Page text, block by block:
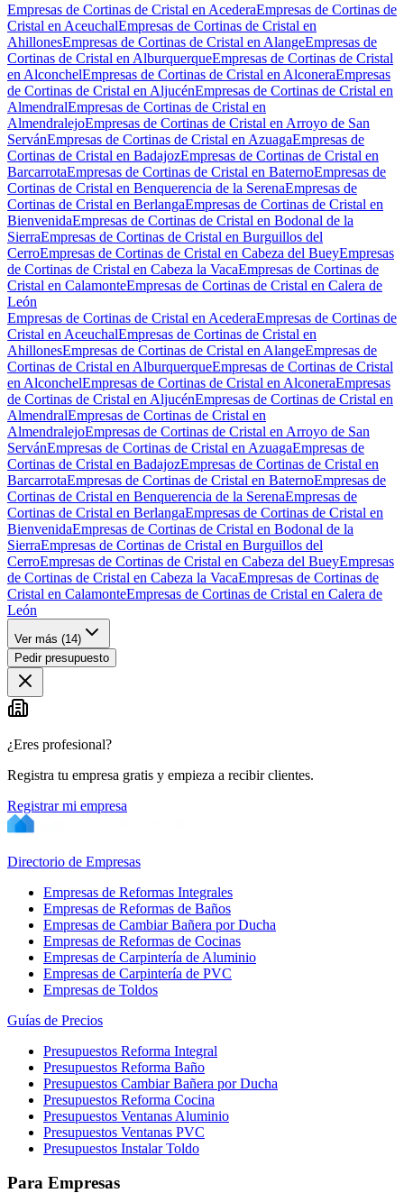
Empresas de Cortinas de Cristal en AcederaEmpresas de Cortinas de
Cristal en AceuchalEmpresas de Cortinas de Cristal en
AhillonesEmpresas de Cortinas de Cristal en AlangeEmpresas de
Cortinas de Cristal en AlburquerqueEmpresas de Cortinas de Cristal
en AlconchelEmpresas de Cortinas de Cristal en AlconeraEmpresas
de Cortinas de Cristal en AljucénEmpresas de Cortinas de Cristal en
AlmendralEmpresas de Cortinas de Cristal en
AlmendralejoEmpresas de Cortinas de Cristal en Arroyo de San
ServánEmpresas de Cortinas de Cristal en AzuagaEmpresas de
Cortinas de Cristal en BadajozEmpresas de Cortinas de Cristal en
BarcarrotaEmpresas de Cortinas de Cristal en BaternoEmpresas de
Cortinas de Cristal en Benquerencia de la SerenaEmpresas de
Cortinas de Cristal en BerlangaEmpresas de Cortinas de Cristal en
BienvenidaEmpresas de Cortinas de Cristal en Bodonal de la
SierraEmpresas de Cortinas de Cristal en Burguillos del
CerroEmpresas de Cortinas de Cristal en Cabeza del BueyEmpresas
de Cortinas de Cristal en Cabeza la VacaEmpresas de Cortinas de
Cristal en CalamonteEmpresas de Cortinas de Cristal en Calera de
León
Empresas de Cortinas de Cristal en AcederaEmpresas de Cortinas de
Cristal en AceuchalEmpresas de Cortinas de Cristal en
AhillonesEmpresas de Cortinas de Cristal en AlangeEmpresas de
Cortinas de Cristal en AlburquerqueEmpresas de Cortinas de Cristal
en AlconchelEmpresas de Cortinas de Cristal en AlconeraEmpresas
de Cortinas de Cristal en AljucénEmpresas de Cortinas de Cristal en
AlmendralEmpresas de Cortinas de Cristal en
AlmendralejoEmpresas de Cortinas de Cristal en Arroyo de San
ServánEmpresas de Cortinas de Cristal en AzuagaEmpresas de
Cortinas de Cristal en BadajozEmpresas de Cortinas de Cristal en
BarcarrotaEmpresas de Cortinas de Cristal en BaternoEmpresas de
Cortinas de Cristal en Benquerencia de la SerenaEmpresas de
Cortinas de Cristal en BerlangaEmpresas de Cortinas de Cristal en
BienvenidaEmpresas de Cortinas de Cristal en Bodonal de la
SierraEmpresas de Cortinas de Cristal en Burguillos del
CerroEmpresas de Cortinas de Cristal en Cabeza del BueyEmpresas
de Cortinas de Cristal en Cabeza la VacaEmpresas de Cortinas de
Cristal en CalamonteEmpresas de Cortinas de Cristal en Calera de
León
Ver más (14)
Pedir presupuesto
¿Eres profesional?
Registra tu empresa gratis y empieza a recibir clientes.
Registrar mi empresa
Directorio de Empresas
Empresas de Reformas Integrales
Empresas de Reformas de Baños
Empresas de Cambiar Bañera por Ducha
Empresas de Reformas de Cocinas
Empresas de Carpintería de Aluminio
Empresas de Carpintería de PVC
Empresas de Toldos
Guías de Precios
Presupuestos Reforma Integral
Presupuestos Reforma Baño
Presupuestos Cambiar Bañera por Ducha
Presupuestos Reforma Cocina
Presupuestos Ventanas Aluminio
Presupuestos Ventanas PVC
Presupuestos Instalar Toldo
Para Empresas